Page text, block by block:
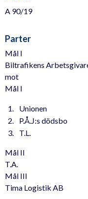
A 90/19
Parter
Mål I
Biltrafikens
mot
Mål I
Unionen
P.Å.J:s dödsbo
T.L.
Mål II
T.A.
Mål III
Tima Logistik AB